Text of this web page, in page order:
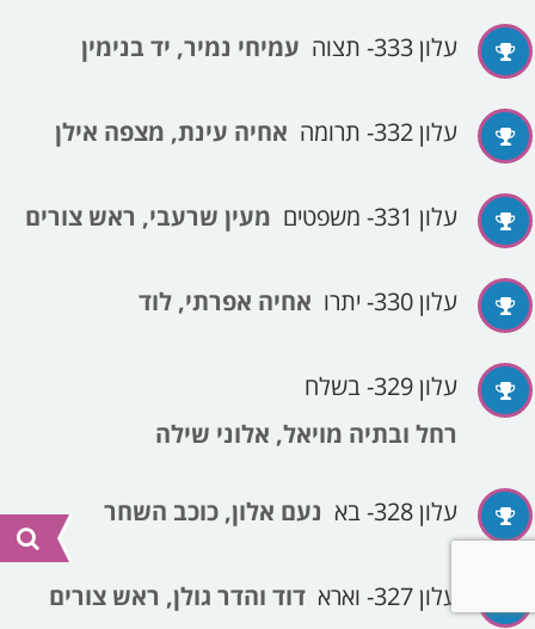
עלון 333- תצוה עמיחי נמיר, יד בנימין
עלון 332- תרומה אחיה עינת, מצפה אילן
עלון 331- משפטים מעין שרעבי, ראש צורים
עלון 330- יתרו אחיה אפרתי, לוד
עלון 329- בשלח
רחל ובתיה מויאל, אלוני שילה
עלון 328- בא נעם אלון, כוכב השחר
עלון 327- וארא דוד והדר גולן, ראש צורים